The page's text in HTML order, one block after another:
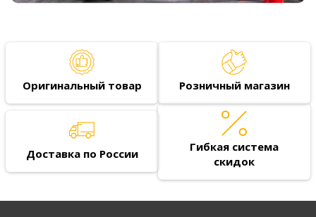
Оригинальный товар Розничный магазин
Доставка по России
Гибкая система
скидок